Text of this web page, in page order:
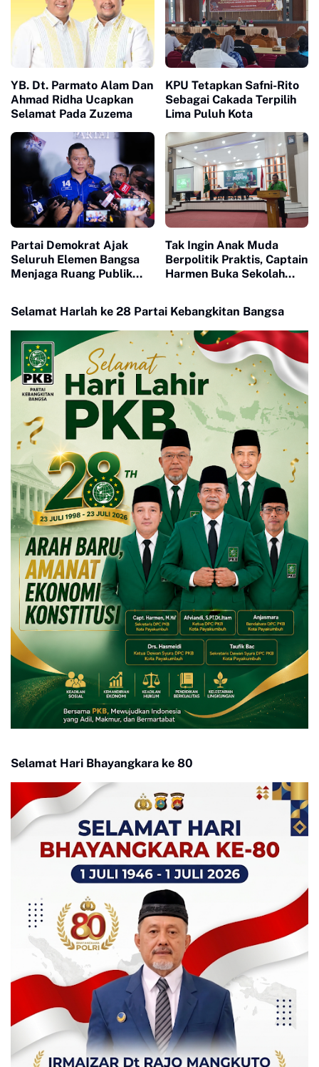
YB. Dt. Parmato Alam Dan
Ahmad Ridha Ucapkan
Selamat Pada Zuzema
KPU Tetapkan Safni-Rito
Sebagai Cakada Terpilih
Lima Puluh Kota
Partai Demokrat Ajak
Seluruh Elemen Bangsa
Menjaga Ruang Publik
Tak Ingin Anak Muda
Berpolitik Praktis, Captain
Harmen Buka Sekolah
Selamat Harlah ke 28 Partai Kebangkitan Bangsa
Selamat Hari Bhayangkara ke 80